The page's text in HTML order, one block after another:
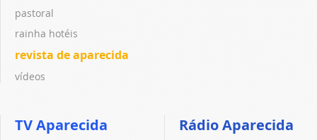
pastoral
rainha hotéis
revista de aparecida
vídeos
TV Aparecida Rádio Aparecida